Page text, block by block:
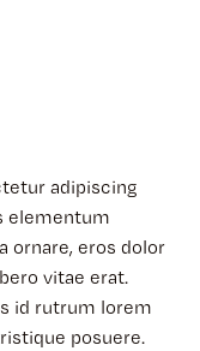
adipiscing
elementum
ornare, eros dolor
vitae erat.
id rutrum lorem
posuere.